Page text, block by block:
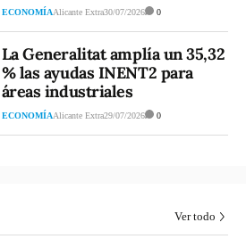
ECONOMÍAAlicante Extra30/07/2026 0
La Generalitat amplía un 35,32
% las ayudas INENT2 para
áreas industriales
ECONOMÍAAlicante Extra29/07/2026 0
Ver todo